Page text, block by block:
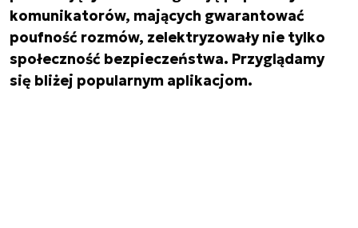
komunikatorów, mających gwarantować
poufność rozmów, zelektryzowały nie tylko
społeczność bezpieczeństwa. Przyglądamy
się bliżej popularnym aplikacjom.